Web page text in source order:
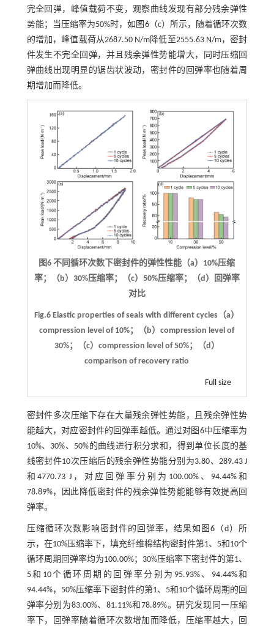
完全回弹，峰值载荷不变，观察曲线发现有部分残余弹性
势能；当压缩率为50%时，如 图6（c）所示，随着循环次数
的增加，峰值载荷从2687.50 N/m降低至2555.63 N/m，密封
件发生不完全回弹，并且残余弹性势能增大，同时压缩回
弹曲线出现明显的锯齿状波动，密封件的回弹率也随着周
期增加而降低。
图6 不同循环次数下密封件的弹性性能（a）10%压缩
率；（b）30%压缩率；（c）50%压缩率；（d）回弹率
对比
Fig.6 Elastic properties of seals with different cycles（a）
compression level of 10%；（b）compression level of
30%；（c）compression level of 50%；（d）
comparison of recovery ratio
Full size
密封件多次压缩下存在大量残余弹性势能，且残余弹性势
能越大，对应密封件的回弹率越低。通过对图6中压缩率为
10%、30%、50%的曲线进行积分求和，得到单位长度的基
线密封件10次压缩后的残余弹性势能分别为3.80、289.43 J
和4770.73 J，对应回弹率分别为100.00%、94.44%和
78.89%，因此降低密封件的残余弹性势能能够有效提高回
弹率。
压缩循环次数影响密封件的回弹率，结果如 图6 （d）所
示，在10%压缩率下，填充纤维棉结构密封件第1、5和10个
循环周期回弹率均为100.00%；30%压缩率下密封件的第1、
5和10个循环周期的回弹率分别为95.93%、94.44%和
94.44%，50%压缩率下密封件的第1、5和10个循环周期的回
弹率分别为83.00%、81.11%和78.89%。研究发现同一压缩
率下，回弹率随着循环次数增加而降低，压缩率越大，回